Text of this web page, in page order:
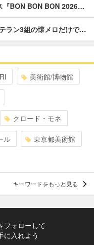
『BON BON BON 2026…
ラン3組の懐メロだけで…
美術館/博物館
クロード・モネ
ル 東京都美術館
キーワードをもっと見る
フォローして
に入れよう